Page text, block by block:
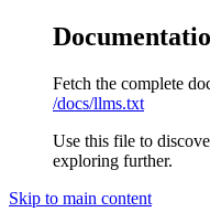
Fetch the complete
/docs/llms.txt
Use this file to
exploring further.
Skip to main content